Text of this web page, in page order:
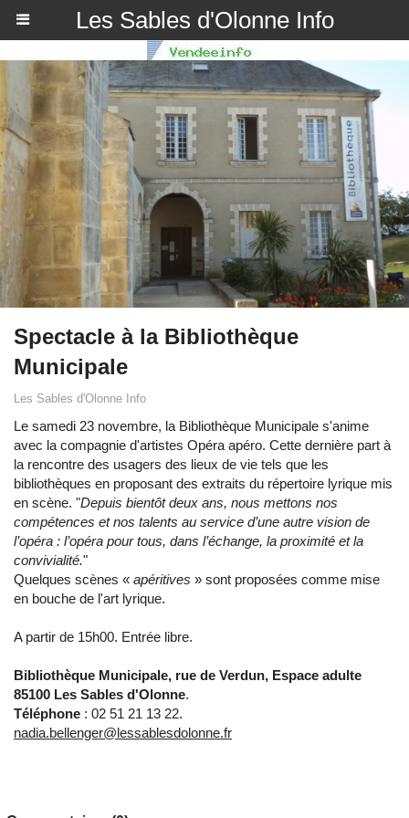
Les Sables d'Olonne Info
Spectacle à la Bibliothèque
Municipale
Les Sables d'Olonne Info
Le samedi 23 novembre, la Bibliothèque Municipale s'anime
avec la compagnie d'artistes Opéra apéro. Cette dernière part à
la rencontre des usagers des lieux de vie tels que les
bibliothèques en proposant des extraits du répertoire lyrique mis
en scène. "Depuis bientôt deux ans, nous mettons nos
compétences et nos talents au service d’une autre vision de
l’opéra : l’opéra pour tous, dans l’échange, la proximité et la
convivialité."
Quelques scènes « apéritives » sont proposées comme mise
en bouche de l'art lyrique.
A partir de 15h00. Entrée libre.
Bibliothèque Municipale, rue de Verdun, Espace adulte
85100 Les Sables d'Olonne.
Téléphone : 02 51 21 13 22.
nadia.bellenger@lessablesdolonne.fr